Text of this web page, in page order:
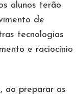
alunos terão
de
tecnologias
e raciocínio
ao preparar as